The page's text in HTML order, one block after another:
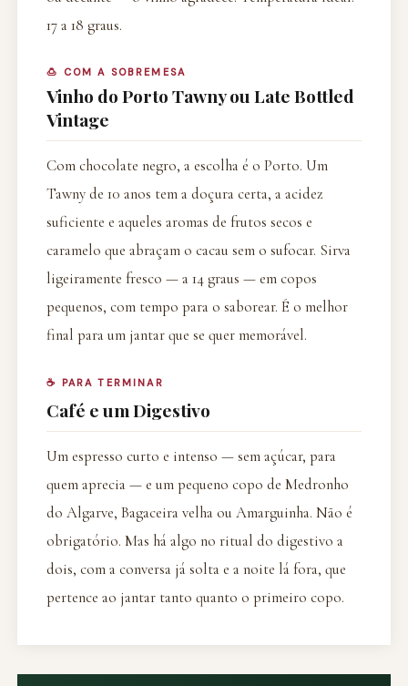
17 a 18 graus.
🍮 COM A SOBREMESA
Vinho do Porto Tawny ou Late Bottled
Vintage
Com chocolate negro, a escolha é o Porto. Um
Tawny de 10 anos tem a doçura certa, a acidez
suficiente e aqueles aromas de frutos secos e
caramelo que abraçam o cacau sem o sufocar. Sirva
ligeiramente fresco — a 14 graus — em copos
pequenos, com tempo para o saborear. É o melhor
final para um jantar que se quer memorável.
☕ PARA TERMINAR
Café e um Digestivo
Um espresso curto e intenso — sem açúcar, para
quem aprecia — e um pequeno copo de Medronho
do Algarve, Bagaceira velha ou Amarguinha. Não é
obrigatório. Mas há algo no ritual do digestivo a
dois, com a conversa já solta e a noite lá fora, que
pertence ao jantar tanto quanto o primeiro copo.